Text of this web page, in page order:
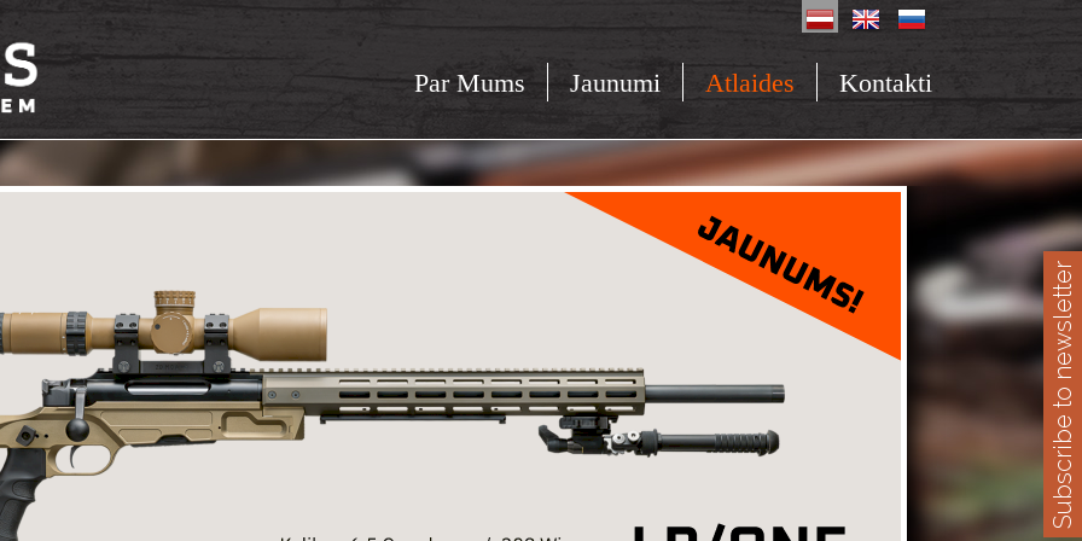
Par Mums Jaunumi Atlaides Kontakti
Subscribe to newsletter